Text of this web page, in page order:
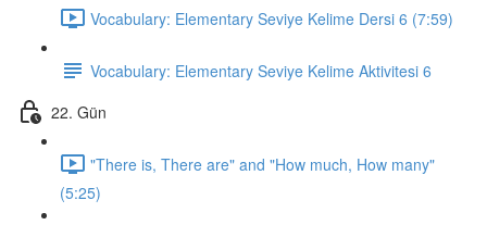
Vocabulary: Elementary Seviye Kelime Dersi 6 (7:59)
Vocabulary: Elementary Seviye Kelime Aktivitesi 6
22. Gün
"There is, There are" and "How much, How many"
(5:25)